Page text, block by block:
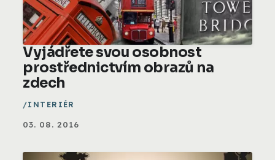
Vyjádřete svou osobnost
prostřednictvím obrazů na
zdech
INTERIÉR
03. 08. 2016